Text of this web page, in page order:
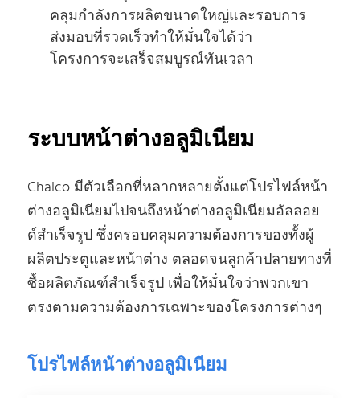
คลุมกําลังการผลิตขนาดใหญ่และรอบการ
ส่งมอบที่รวดเร็วทําให้มั่นใจได้ว่า
โครงการจะเสร็จสมบูรณ์ทันเวลา
ระบบหน้าต่างอลูมิเนียม
Chalco มีตัวเลือกที่หลากหลายตั้งแต่โปรไฟล์หน้า
ต่างอลูมิเนียมไปจนถึงหน้าต่างอลูมิเนียมอัลลอย
ด์สําเร็จรูป ซึ่งครอบคลุมความต้องการของทั้งผู้
ผลิตประตูและหน้าต่าง ตลอดจนลูกค้าปลายทางที่
ซื้อผลิตภัณฑ์สําเร็จรูป เพื่อให้มั่นใจว่าพวกเขา
ตรงตามความต้องการเฉพาะของโครงการต่างๆ
โปรไฟล์หน้าต่างอลูมิเนียม